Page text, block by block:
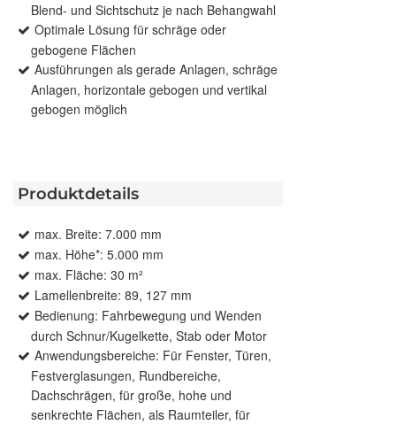
Blend- und Sichtschutz je nach Behangwahl
Optimale Lösung für schräge oder
gebogene Flächen
Ausführungen als gerade Anlagen, schräge
Anlagen, horizontale gebogen und vertikal
gebogen möglich
Produktdetails
max. Breite: 7.000 mm
max. Höhe*: 5.000 mm
max. Fläche: 30 m²
Lamellenbreite: 89, 127 mm
Bedienung: Fahrbewegung und Wenden
durch Schnur/Kugelkette, Stab oder Motor
Anwendungsbereiche: Für Fenster, Türen,
Festverglasungen, Rundbereiche,
Dachschrägen, für große, hohe und
senkrechte Flächen, als Raumteiler, für